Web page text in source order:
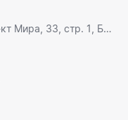
г. Москва, м. Проспект Мира, пр-кт Мира, 33, стр. 1, БЦ Олимпик плаза